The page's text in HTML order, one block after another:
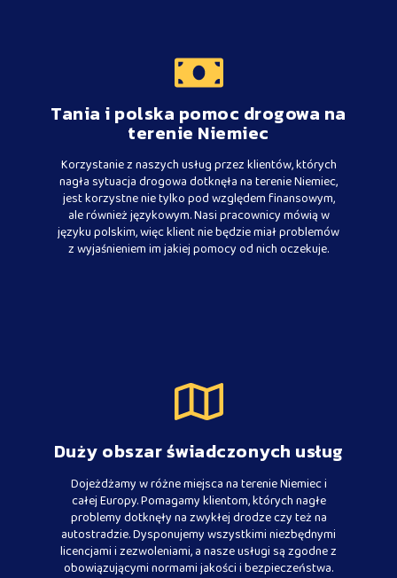
Tania i polska pomoc drogowa na
terenie Niemiec
Korzystanie z naszych usług przez klientów, których
nagła sytuacja drogowa dotknęła na terenie Niemiec,
jest korzystne nie tylko pod względem finansowym,
ale również językowym. Nasi pracownicy mówią w
języku polskim, więc klient nie będzie miał problemów
z wyjaśnieniem im jakiej pomocy od nich oczekuje.
Duży obszar świadczonych usług
Dojeżdżamy w różne miejsca na terenie Niemiec i
całej Europy. Pomagamy klientom, których nagłe
problemy dotknęły na zwykłej drodze czy też na
autostradzie. Dysponujemy wszystkimi niezbędnymi
licencjami i zezwoleniami, a nasze usługi są zgodne z
obowiązującymi normami jakości i bezpieczeństwa.